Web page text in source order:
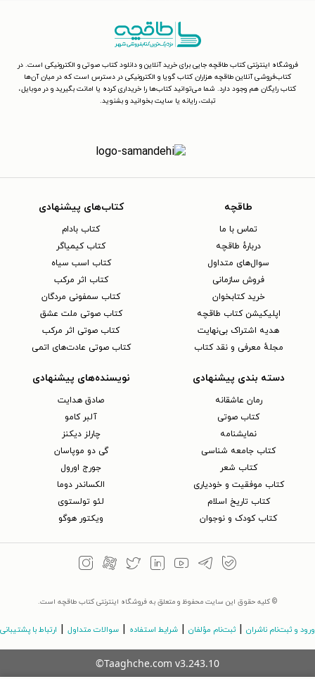
فروشگاه اینترنتی کتاب طاقچه جایی برای خرید آنلاین و دانلود کتاب صوتی و الکترونیکی است. در
کتاب‌فروشی آنلاین طاقچه هزاران کتاب گویا و الکترونیکی در دسترس است که در میان آن‌ها
کتاب رایگان هم وجود دارد. شما می‌توانید کتاب‌ها را خریداری کرده یا امانت بگیرید و در موبایل،
تبلت، رایانه یا سایت بخوانید و بشنوید.
طاقچه
تماس با ما
دربارهٔ طاقچه
سوال‌های متداول
فروش سازمانی
خرید کتابخوان
اپلیکیشن کتاب طاقچه
هدیه اشتراک بی‌نهایت
مجلهٔ معرفی و نقد کتاب
کتاب‌های پیشنهادی
کتاب بادام
کتاب کیمیاگر
کتاب اسب سیاه
کتاب اثر مرکب
کتاب سمفونی مردگان
کتاب صوتی ملت عشق
کتاب صوتی اثر مرکب
کتاب صوتی عادت‌های اتمی
دسته بندی پیشنهادی
رمان عاشقانه
کتاب‌ صوتی
نمایشنامه
کتاب جامعه شناسی
کتاب شعر
کتاب موفقیت و خودیاری
کتاب تاریخ اسلام
کتاب کودک و نوجوان
نویسنده‌های پیشنهادی
صادق هدایت
آلبر کامو
چارلز دیکنز
گی دو موپاسان
جورج اورول
الکساندر دوما
لئو تولستوی
ویکتور هوگو
© کلیه حقوق این سایت محفوظ و متعلق به فروشگاه اینترنتی کتاب طاقچه است.
ورود و ثبت‌نام ناشران | ثبت‌نام مؤلفان | شرایط استفاده | سوالات متداول | ارتباط با پشتیبانی
©Taaghche.com v3.243.10